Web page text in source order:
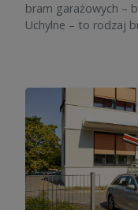
bram garażowych –
Uchylne – to rodzaj